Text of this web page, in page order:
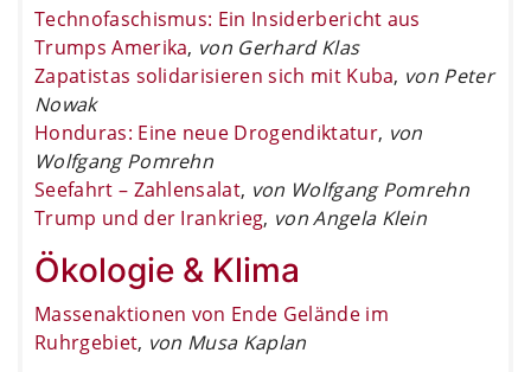
Technofaschismus: Ein Insiderbericht aus
Trumps Amerika, von Gerhard Klas
Zapatistas solidarisieren sich mit Kuba, von Peter
Nowak
Honduras: Eine neue Drogendiktatur, von
Wolfgang Pomrehn
Seefahrt – Zahlensalat, von Wolfgang Pomrehn
Trump und der Irankrieg, von Angela Klein
Ökologie & Klima
Massenaktionen von Ende Gelände im
Ruhrgebiet, von Musa Kaplan